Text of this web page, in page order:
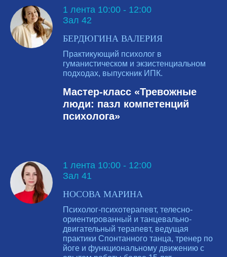
1 лента 10:00 - 12:00
Зал 42
БЕРДЮГИНА ВАЛЕРИЯ
Практикующий психолог в
гуманистическом и экзистенциальном
подходах, выпускник ИПК.
Мастер-класс «Тревожные
люди: пазл компетенций
психолога»
1 лента 10:00 - 12:00
Зал 41
НОСОВА МАРИНА
Психолог-психотерапевт, телесно-
ориентированный и танцевально-
двигательный терапевт, ведущая
практики Спонтанного танца, тренер по
йоге и функциональному движению с